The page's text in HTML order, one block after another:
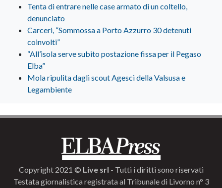
Tenta di entrare nelle case armato di un coltello,
denunciato
Carceri, “Sommossa a Porto Azzurro 30 detenuti
coinvolti”
“All’isola serve subito postazione fissa per il Pegaso
Elba”
Mola ripulita dagli scout Agesci della Valsusa e
Legambiente
Copyright 2021 © Live srl - Tutti i diritti sono riservati
Testata giornalistica registrata al Tribunale di Livorno n° 3